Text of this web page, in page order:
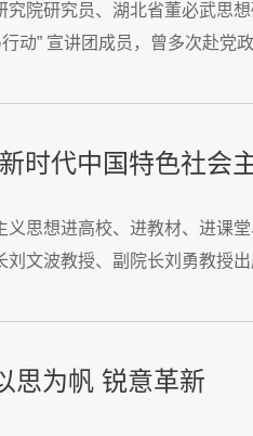
院研究员、湖北省董必武思
动” 宣讲团成员，曾多次赴
时代中国特色社会
思想进高校、进教材、进
文波教授、副院长刘勇教
思为帆 锐意革新